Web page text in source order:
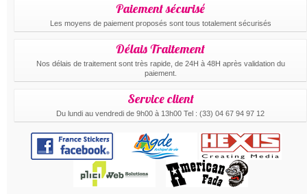
Paiement sécurisé
Les moyens de paiement proposés sont tous totalement sécurisés
Délais Traitement
Nos délais de traitement sont très rapide, de 24H à 48H après validation du
paiement.
Service client
Du lundi au vendredi de 9h00 à 13h00 Tel : (33) 04 67 94 97 12